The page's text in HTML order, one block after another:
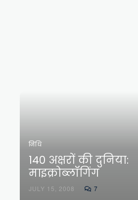
निधि
140 अक्षरों की दुनिया:
माइक्रोब्लॉगिंग
JULY 15, 2008 7